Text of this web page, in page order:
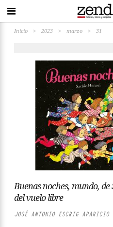
Inicio > 2023 > marzo > 31
Buenas noches, mundo,
del vuelo libre
JOSÉ ANTONIO ESCRIG APARICIO